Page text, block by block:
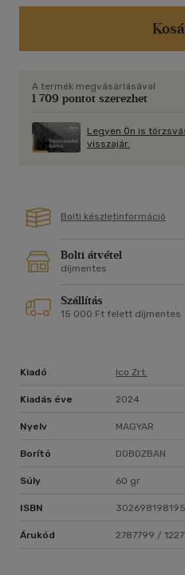
A termék megvásárlásával
1 709 pontot szerezhet
Legyen Ön is
visszajár.
Bolti készletinformáció
Bolti átvétel
díjmentes
Szállítás
15 000 Ft felett díjmentes
Kiadó Ico Zrt.
Kiadás éve 2024
Nyelv MAGYAR
Borító DOBOZBAN
Súly 60 gr
ISBN
Árukód 2787799 /